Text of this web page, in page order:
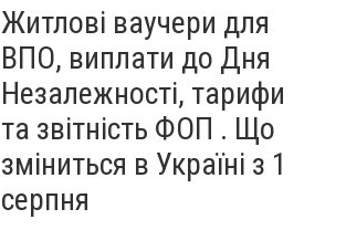
Житлові ваучери для
ВПО, виплати до Дня
Незалежності, тарифи
та звітність ФОП . Що
зміниться в Україні з 1
серпня